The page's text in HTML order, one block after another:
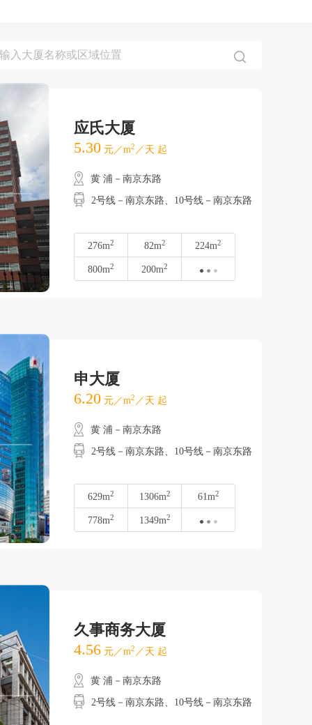
应氏大厦
5.30 元／m2 ／天 起
黄 浦－南京东路
2号线－南京东路、10号线－南京东路
276m2 82m2 224m2
800m2 200m2
申大厦
6.20 元／m2 ／天 起
黄 浦－南京东路
2号线－南京东路、10号线－南京东路
629m2 1306m2 61m2
778m2 1349m2
久事商务大厦
4.56 元／m2 ／天 起
黄 浦－南京东路
2号线－南京东路、10号线－南京东路